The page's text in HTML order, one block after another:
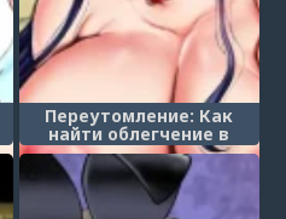
Переутомление: Как
найти облегчение в
подчинении - После
(Overworked: Finding
Sweet Release In
Submission - After)